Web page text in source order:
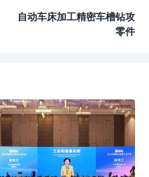
自动车床加工精密车槽钻攻
零件